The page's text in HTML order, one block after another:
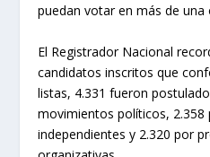
puedan votar en más de una
El Registrador Nacional
candidatos inscritos que
listas, 4.331 fueron
movimientos políticos, 2.358
independientes y 2.320 por